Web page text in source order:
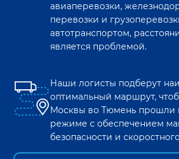
авиаперевозки,
перевозки и
автотранспортом,
является проблемой.
Наши логисты подберут
оптимальный маршрут,
Москвы воТюмень прошли
режиме с обеспечением
безопасности и